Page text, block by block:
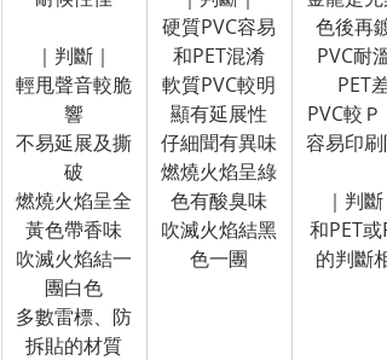
｜判斷｜
輕甩聲音較脆
響
不易延展及撕
破
燃燒火焰呈全
黃色帶香味
吹滅火焰結一
團白色
多數雷標、防
拆貼的材質
硬質PVC容易
和PET混淆
軟質PVC較明
顯有延展性
仔細聞有異味
燃燒火焰呈綠
色有酸臭味
吹滅火焰結黑
色一團
色後再鍍
PVC耐溫
PET差
PVC較Ｐ
容易印刷
｜判斷
和PET或
的判斷